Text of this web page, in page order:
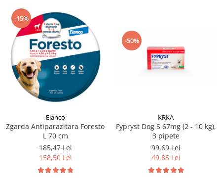
-15%
Elanco
Zgarda Antiparazitara Foresto
L 70 cm
185,47 Lei
158,50 Lei
-50%
KRKA
Fypryst Dog S 67mg (2 - 10 kg),
3 pipete
99,69 Lei
49,85 Lei